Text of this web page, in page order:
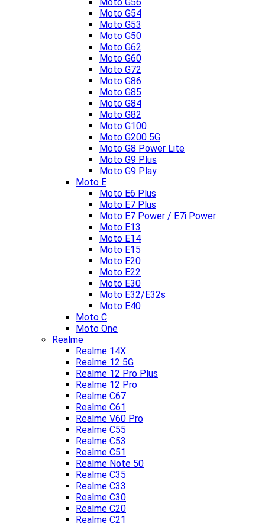
Moto G54
Moto G53
Moto G50
Moto G62
Moto G60
Moto G72
Moto G86
Moto G85
Moto G84
Moto G82
Moto G100
Moto G200 5G
Moto G8 Power Lite
Moto G9 Plus
Moto G9 Play
Moto E
Moto E6 Plus
Moto E7 Plus
Moto E7 Power / E7i Power
Moto E13
Moto E14
Moto E15
Moto E20
Moto E22
Moto E30
Moto E32/E32s
Moto E40
Moto C
Moto One
Realme
Realme 14X
Realme 12 5G
Realme 12 Pro Plus
Realme 12 Pro
Realme C67
Realme C61
Realme V60 Pro
Realme C55
Realme C53
Realme C51
Realme Note 50
Realme C35
Realme C33
Realme C30
Realme C20
Realme C21